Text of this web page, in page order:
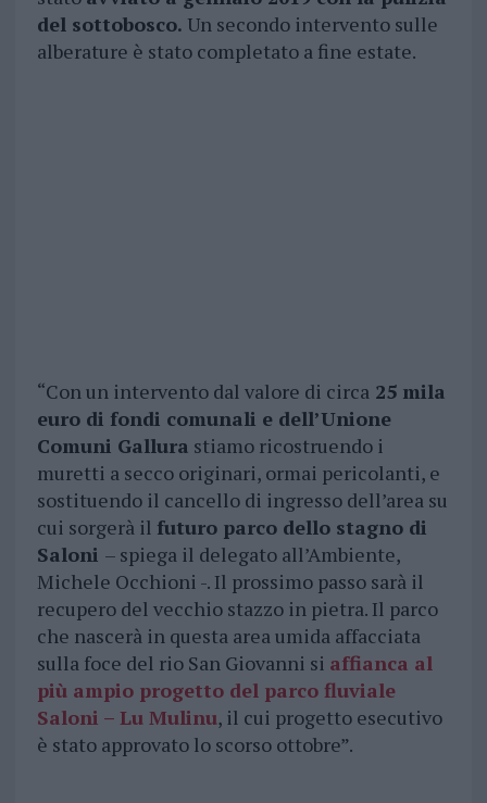
del sottobosco. Un secondo intervento sulle
alberature è stato completato a fine estate.
“Con un intervento dal valore di circa25 mila
euro di fondi comunali e dell’Unione
Comuni Gallura stiamo ricostruendo i
muretti a secco originari, ormai pericolanti, e
sostituendo il cancello di ingresso dell’area su
cui sorgerà il futuro parco dello stagno di
Saloni – spiega il delegato all’Ambiente,
Michele Occhioni -. Il prossimo passo sarà il
recupero del vecchio stazzo in pietra. Il parco
che nascerà in questa area umida affacciata
sulla foce del rio San Giovanni si affianca al
più ampio progetto del parco fluviale
Saloni – Lu Mulinu, il cui progetto esecutivo
è stato approvato lo scorso ottobre”.